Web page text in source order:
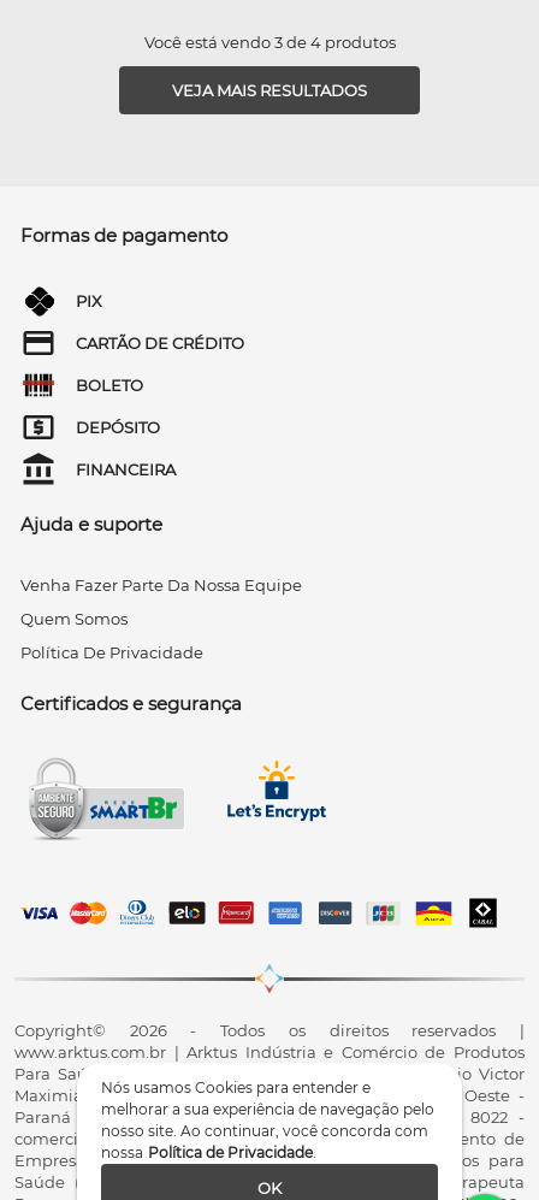
Nós usamos Cookies para entender e
melhorar a sua experiência de navegação pelo
nosso site. Ao continuar, você concorda com
nossa Política de Privacidade.
OK
Você está vendo 3 de 4 produtos
VEJA MAIS RESULTADOS
Formas de pagamento
PIX
CARTÃO DE CRÉDITO
BOLETO
DEPÓSITO
FINANCEIRA
Ajuda e suporte
Venha Fazer Parte Da Nossa Equipe
Quem Somos
Política De Privacidade
Certificados e segurança
Copyright© 2026 - Todos os direitos reservados |
www.arktus.com.br | Arktus Indústria e Comércio de Produtos
Para Saúde Ltda | CNPJ: 01.417.367/0001-78 | R. Antônio Victor
Maximiano, 107, Parque Industrial II, Santa Tereza do Oeste -
Paraná - CEP 85825-900 - Fale conosco: 0800 200 8022 -
comercial@arktus.com.br | Autorização de Funcionamento de
Empresa - AFE/ANVISA - Para Fabricação de Produtos para
Saúde (Correlatos): 8.02.844-5 (UX418X102741) - Fisioterapeuta